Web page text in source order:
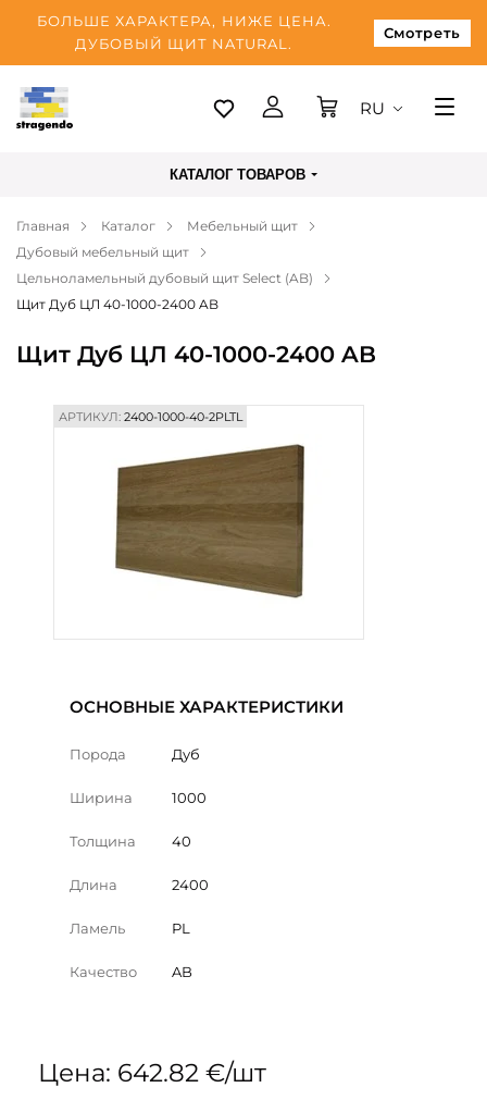
БОЛЬШЕ ХАРАКТЕРА, НИЖЕ ЦЕНА.
ДУБОВЫЙ ЩИТ NATURAL.
Смотреть
Таллинн
Оплата
О нас
Блог
Контакты
RU
КАТАЛОГ ТОВАРОВ
Главная Каталог
Мебельный щит
Дубовый мебельный щит
Цельноламельный дубовый щит Select (AB)
Щит Дуб ЦЛ 40-1000-2400 AB
Щит Дуб ЦЛ 40-1000-2400 AB
АРТИКУЛ:2400-1000-40-2PLTL
ОСНОВНЫЕ ХАРАКТЕРИСТИКИ
Порода Дуб
Ширина 1000
Толщина 40
Длина 2400
Ламель PL
Качество AB
Цена: 642.82 €/шт